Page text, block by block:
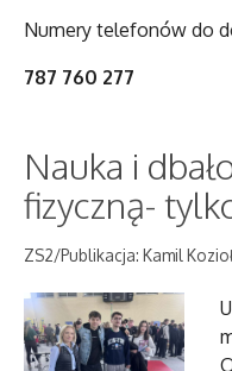
Numery telefonów do
787 760 277
Nauka i
fizyczną-
ZS2/Publikacja: Kamil Kozioł